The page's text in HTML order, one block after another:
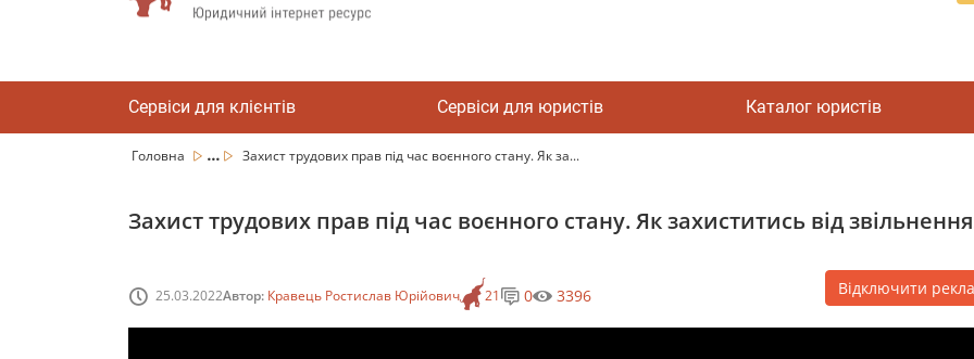
Сервіси для клієнтів Сервіси для юристів Каталог юристів
Головна ... Захист трудових прав під час воєнного стану. Як за...
Захист трудових прав під час воєнного стану. Як захиститись від
25.03.2022Автор: Кравець Ростислав Юрійович 21 0 3396 Відключити